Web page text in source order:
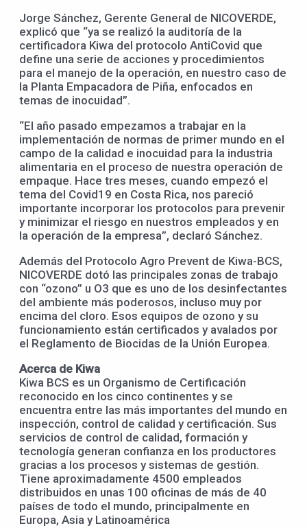
Jorge Sánchez, Gerente General de NICOVERDE,
explicó que “ya se realizó la auditoría de la
certificadora Kiwa del protocolo AntiCovid que
define una serie de acciones y procedimientos
para el manejo de la operación, en nuestro caso de
la Planta Empacadora de Piña, enfocados en
temas de inocuidad”.
“El año pasado empezamos a trabajar en la
implementación de normas de primer mundo en el
campo de la calidad e inocuidad para la industria
alimentaria en el proceso de nuestra operación de
empaque. Hace tres meses, cuando empezó el
tema del Covid19 en Costa Rica, nos pareció
importante incorporar los protocolos para prevenir
y minimizar el riesgo en nuestros empleados y en
la operación de la empresa”, declaró Sánchez.
Además del Protocolo Agro Prevent de Kiwa-BCS,
NICOVERDE dotó las principales zonas de trabajo
con “ozono” u O3 que es uno de los desinfectantes
del ambiente más poderosos, incluso muy por
encima del cloro. Esos equipos de ozono y su
funcionamiento están certificados y avalados por
el Reglamento de Biocidas de la Unión Europea.
Acerca de Kiwa
Kiwa BCS es un Organismo de Certificación
reconocido en los cinco continentes y se
encuentra entre las más importantes del mundo en
inspección, control de calidad y certificación. Sus
servicios de control de calidad, formación y
tecnología generan confianza en los productores
gracias a los procesos y sistemas de gestión.
Tiene aproximadamente 4500 empleados
distribuidos en unas 100 oficinas de más de 40
países de todo el mundo, principalmente en
Europa, Asia y Latinoamérica